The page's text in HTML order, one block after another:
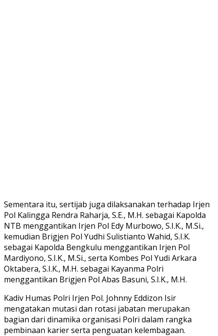
Sementara itu, sertijab juga dilaksanakan terhadap Irjen
Pol Kalingga Rendra Raharja, S.E., M.H. sebagai Kapolda
NTB menggantikan Irjen Pol Edy Murbowo, S.I.K., M.Si.,
kemudian Brigjen Pol Yudhi Sulistianto Wahid, S.I.K.
sebagai Kapolda Bengkulu menggantikan Irjen Pol
Mardiyono, S.I.K., M.Si., serta Kombes Pol Yudi Arkara
Oktabera, S.I.K., M.H. sebagai Kayanma Polri
menggantikan Brigjen Pol Abas Basuni, S.I.K., M.H.
Kadiv Humas Polri Irjen Pol. Johnny Eddizon Isir
mengatakan mutasi dan rotasi jabatan merupakan
bagian dari dinamika organisasi Polri dalam rangka
pembinaan karier serta penguatan kelembagaan.